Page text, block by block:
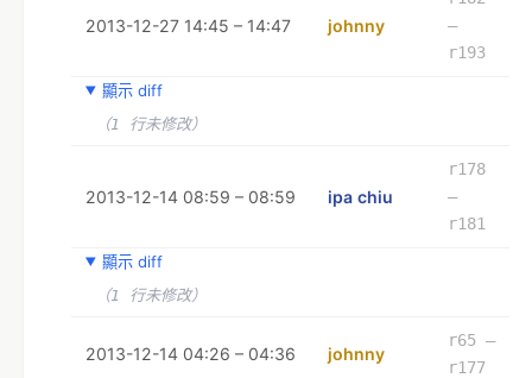
2013-12-27 14:45 – 14:47 johnny
–
r193
顯示 diff
（1 行未修改）
2013-12-14 08:59 – 08:59 ipa chiu
r178
–
r181
顯示 diff
（1 行未修改）
2013-12-14 04:26 – 04:36 johnny
r65 –
r177